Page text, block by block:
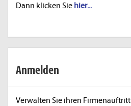
Dann klicken Sie hier...
Anmelden
Verwalten Sie ihren Firmenauftritt